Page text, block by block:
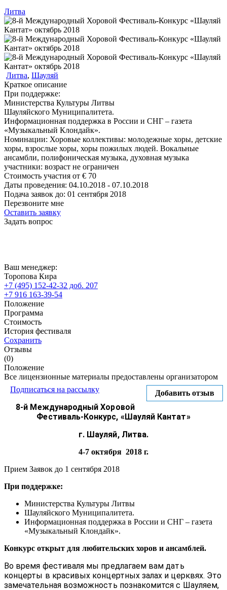
Литва
Литва, Шауляй
Краткое описание
При поддержке:
Министерства Культуры Литвы
Шауляйского Муниципалитета.
Информационная поддержка в России и СНГ – газета
«Музыкальный Клондайк».
Номинации: Хоровые коллективы: молодежные хоры, детские
хоры, взрослые хоры, хоры пожилых людей. Вокальные
ансамбли, полифоническая музыка, духовная музыка
участники: возраст не ограничен
Стоимость участия от € 70
Даты проведения: 04.10.2018 - 07.10.2018
Подача заявок до: 01 сентября 2018
Перезвоните мне
Оставить заявку
Задать вопрос
Ваш менеджер:
Торопова Кира
+7 (495) 152-42-32 доб. 207
+7 916 163-39-54
Положение
Программа
Стоимость
История фестиваля
Сохранить
Отзывы
(0)
Положение
Все лицензионные материалы предоставлены организатором
Добавить отзыв
Подписаться на рассылку
8-й Международный Хоровой
Фестиваль-Конкурс, «Шауляй Кантат»
г. Шауляй, Литва.
4-7 октября 2018 г.
Прием Заявок до 1 сентября 2018
При поддержке:
Министерства Культуры Литвы
Шауляйского Муниципалитета.
Информационная поддержка в России и СНГ – газета
«Музыкальный Клондайк».
Конкурс открыт для любительских хоров и ансамблей.
Во время фестиваля мы предлагаем вам дать
концерты в красивых концертных залах и церквях. Это
замечательная возможность познакомится с Шауляем,